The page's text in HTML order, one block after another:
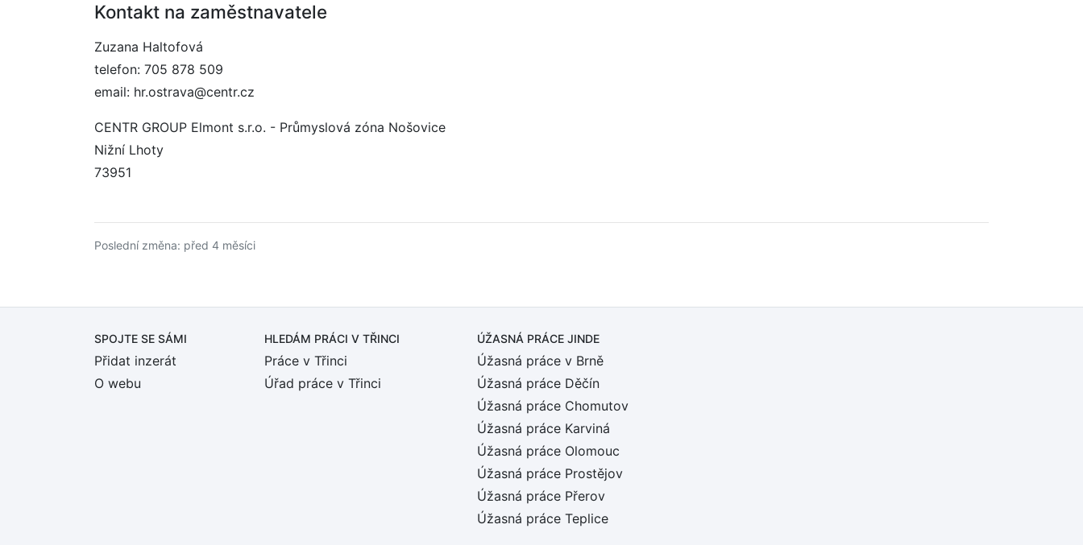
Kontakt na zaměstnavatele
Zuzana Haltofová
telefon: 705 878 509
email: hr.ostrava@centr.cz
CENTR GROUP Elmont s.r.o. - Průmyslová zóna Nošovice
Nižní Lhoty
73951
Poslední změna: před 4 měsíci
SPOJTE SE SÁMI
Přidat inzerát
O webu
HLEDÁM PRÁCI V TŘINCI
Práce v Třinci
Úřad práce v Třinci
ÚŽASNÁ PRÁCE JINDE
Úžasná práce v Brně
Úžasná práce Děčín
Úžasná práce Chomutov
Úžasná práce Karviná
Úžasná práce Olomouc
Úžasná práce Prostějov
Úžasná práce Přerov
Úžasná práce Teplice